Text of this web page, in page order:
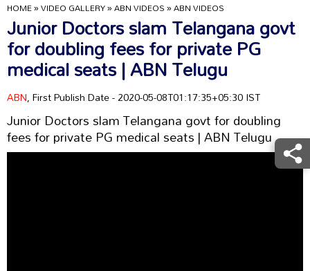
HOME»VIDEO GALLERY»ABN VIDEOS»ABN VIDEOS
Junior Doctors slam Telangana govt
for doubling fees for private PG
medical seats | ABN Telugu
ABN, First Publish Date - 2020-05-08T01:17:35+05:30 IST
Junior Doctors slam Telangana govt for doubling
fees for private PG medical seats | ABN Telugu